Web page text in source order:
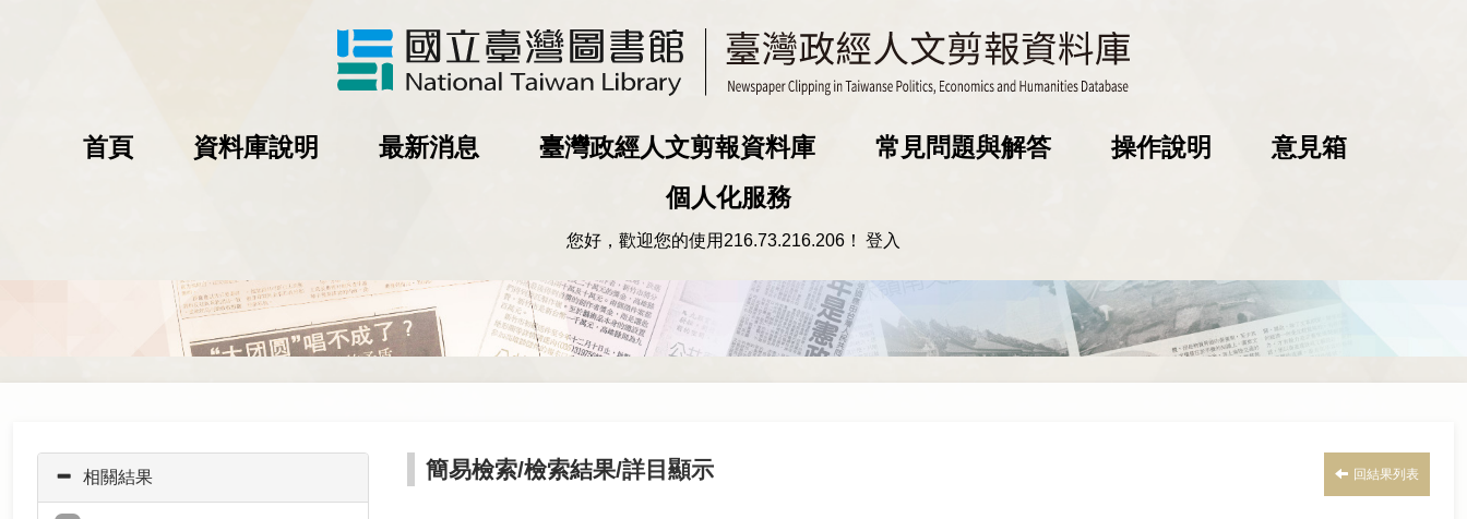
首頁 資料庫說明 最新消息 臺灣政經人文剪報資料庫 常見問題與解答 操作說明
意見箱
個人化服務
您好，歡迎您的使用 216.73.216.206 ！ 登入
簡易檢索/檢索結果/詳目顯示 回結果列表
相關結果